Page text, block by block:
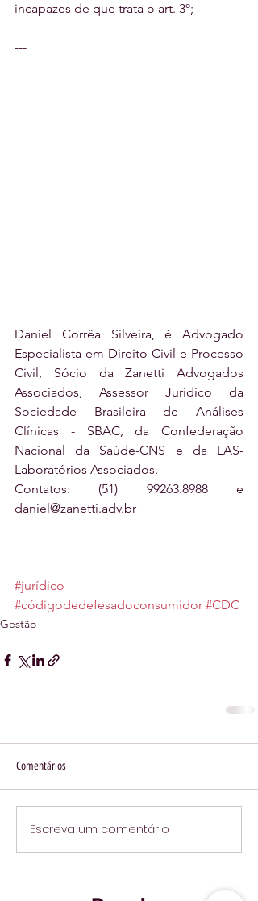
incapazes de que trata o art. 3º;
---
Daniel Corrêa Silveira, é Advogado
Especialista em Direito Civil e Processo
Civil, Sócio da Zanetti Advogados
Associados, Assessor Jurídico da
Sociedade Brasileira de Análises
Clínicas - SBAC, da Confederação
Nacional da Saúde-CNS e da LAS-
Laboratórios Associados.
Contatos: (51) 99263.8988 e
daniel@zanetti.adv.br
#jurídico
#códigodedefesadoconsumidor #CDC
Gestão
Comentários
Escreva um comentário